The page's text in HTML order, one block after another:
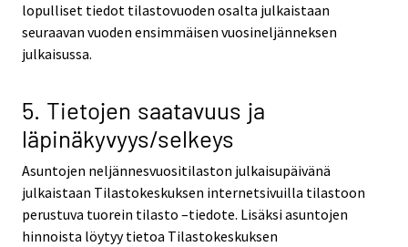
lopulliset tiedot tilastovuoden osalta julkaistaan
seuraavan vuoden ensimmäisen vuosineljänneksen
julkaisussa.
5. Tietojen saatavuus ja
läpinäkyvyys/selkeys
Asuntojen neljännesvuositilaston julkaisupäivänä
julkaistaan Tilastokeskuksen internetsivuilla tilastoon
perustuva tuorein tilasto –tiedote. Lisäksi asuntojen
hinnoista löytyy tietoa Tilastokeskuksen